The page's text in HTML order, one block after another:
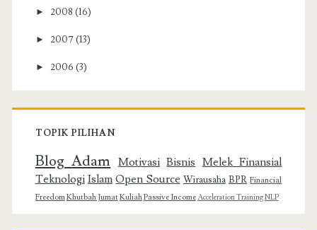
► 2008 (16)
► 2007 (13)
► 2006 (3)
TOPIK PILIHAN
Blog Adam Motivasi Bisnis Melek Finansial
Teknologi Islam Open Source Wirausaha BPR Financial
FreedomKhutbah JumatKuliahPassive IncomeAcceleration TrainingNLP